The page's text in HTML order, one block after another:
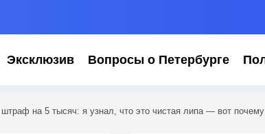
Эксклюзив Вопросы о Петербурге
на 5 тысяч: я узнал, что это чистая липа — вот